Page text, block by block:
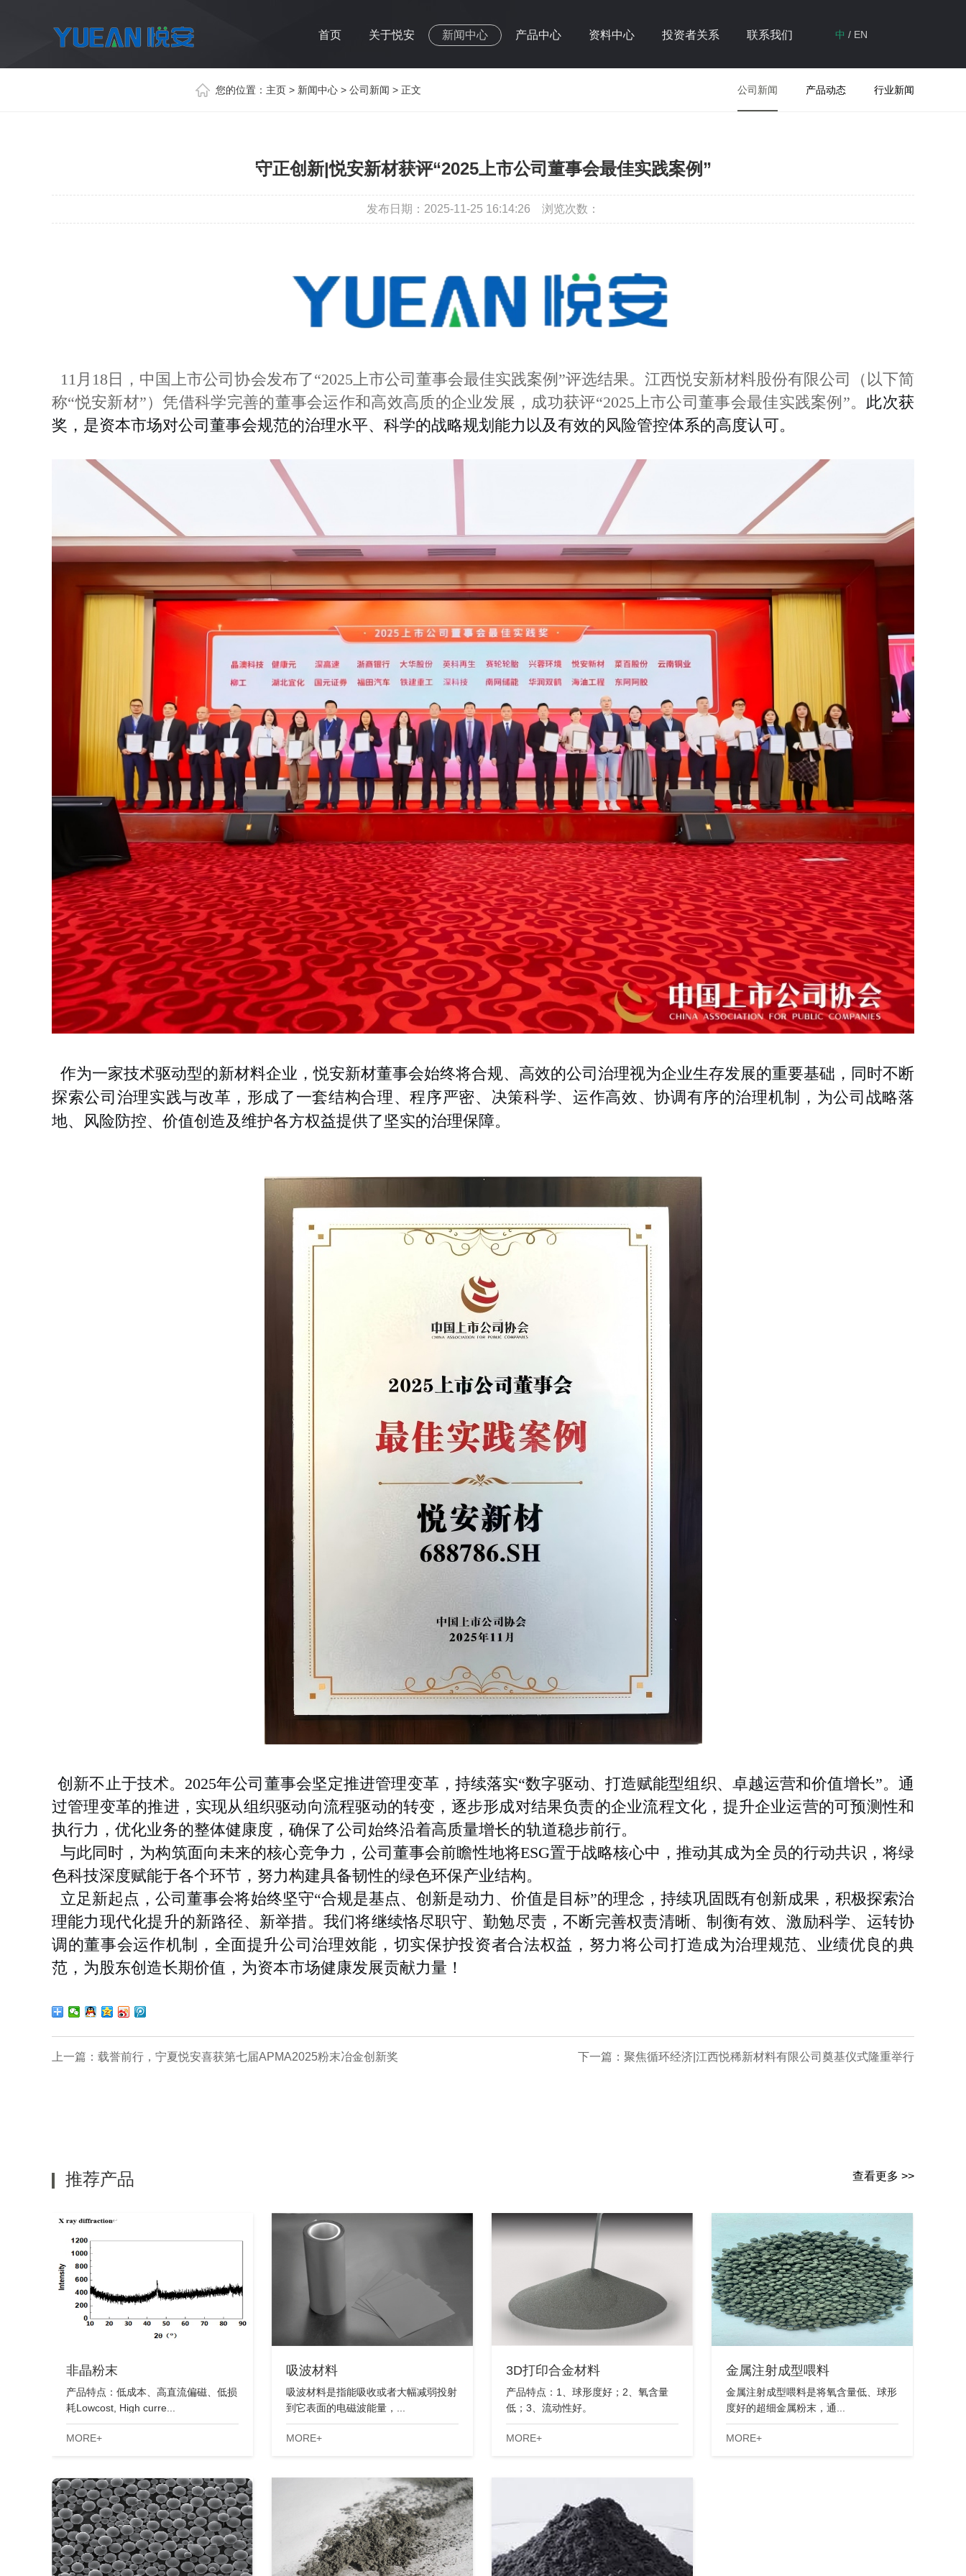
中 / EN
首页 关于悦安 新闻中心 产品中心 资料中心 投资者关系 联系我们
您的位置： 主页 > 新闻中心 > 公司新闻 > 正文 公司新闻 产品动态 行业新闻
守正创新|悦安新材获评“2025上市公司董事会最佳实践案例”
发布日期：2025-11-25 16:14:26 浏览次数：
11月18日，中国上市公司协会发布了“2025上市公司董事会最佳实践案例”评选结果。江西悦安新材料股份有限公司（以下简
称“悦安新材”）凭借科学完善的董事会运作和高效高质的企业发展，成功获评“2025上市公司董事会最佳实践案例”。 此次获
奖，是资本市场对公司董事会规范的治理水平、科学的战略规划能力以及有效的风险管控体系的高度认可。
作为一家技术驱动型的新材料企业，悦安新材董事会始终将合规、高效的公司治理视为企业生存发展的重要基础，同时不断
探索公司治理实践与改革，形成了一套结构合理、程序严密、决策科学、运作高效、协调有序的治理机制，为公司战略落
地、风险防控、价值创造及维护各方权益提供了坚实的治理保障。
创新不止于技术。2025年公司董事会坚定推进管理变革，持续落实“数字驱动、打造赋能型组织、卓越运营和价值增长”。通
过管理变革的推进，实现从组织驱动向流程驱动的转变，逐步形成对结果负责的企业流程文化，提升企业运营的可预测性和
执行力，优化业务的整体健康度，确保了公司始终沿着高质量增长的轨道稳步前行。
与此同时，为构筑面向未来的核心竞争力，公司董事会前瞻性地将ESG置于战略核心中，推动其成为全员的行动共识，将绿
色科技深度赋能于各个环节，努力构建具备韧性的绿色环保产业结构。
立足新起点，公司董事会将始终坚守“合规是基点、创新是动力、价值是目标”的理念，持续巩固既有创新成果，积极探索治
理能力现代化提升的新路径、新举措。我们将继续恪尽职守、勤勉尽责，不断完善权责清晰、制衡有效、激励科学、运转协
调的董事会运作机制，全面提升公司治理效能，切实保护投资者合法权益，努力将公司打造成为治理规范、业绩优良的典
范，为股东创造长期价值，为资本市场健康发展贡献力量！
上一篇： 载誉前行，宁夏悦安喜获第七届APMA2025粉末冶金创新奖 下一篇： 聚焦循环经济|江西悦稀新材料有限公司奠基仪式隆重举行
查看更多 >>
推荐产品
非晶粉末
产品特点：低成本、高直流偏磁、低损
耗Lowcost, High curre...
MORE+
吸波材料
吸波材料是指能吸收或者大幅减弱投射
到它表面的电磁波能量，...
MORE+
3D打印合金材料
产品特点：1、球形度好；2、氧含量
低；3、流动性好。
MORE+
金属注射成型喂料
金属注射成型喂料是将氧含量低、球形
度好的超细金属粉末，通...
MORE+